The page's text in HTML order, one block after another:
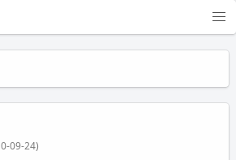
09-24)